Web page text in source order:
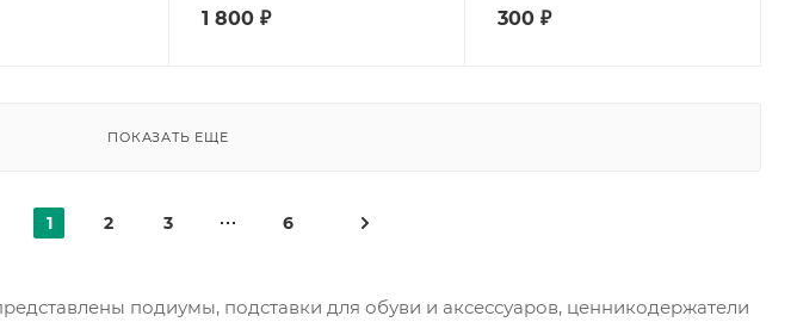
1 800₽ 300₽
ПОКАЗАТЬ ЕЩЕ
1 2 3 6
подиумы, подставки для обуви и аксессуаров, ценникодержатели